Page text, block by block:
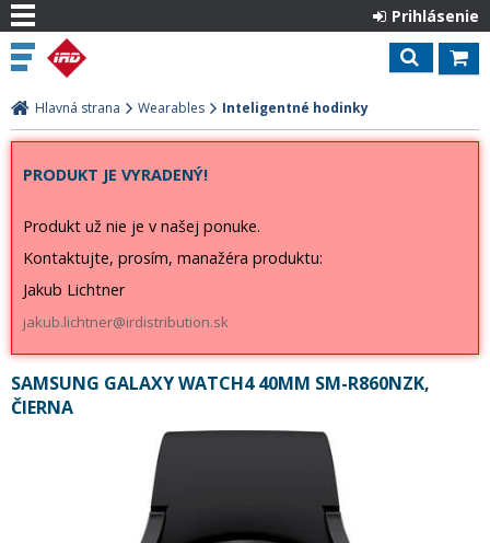
Prihlásenie
Hlavná strana Wearables Inteligentné hodinky
PRODUKT JE VYRADENÝ!
Produkt už nie je v našej ponuke.
Kontaktujte, prosím, manažéra produktu:
Jakub Lichtner
jakub.lichtner@irdistribution.sk
SAMSUNG GALAXY WATCH4 40MM SM-R860NZK,
ČIERNA